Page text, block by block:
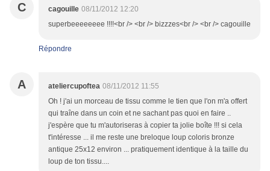
C cagouille 08/11/2012 12:20
superbeeeeeeee !!!!<br /> <br /> bizzzes<br /> <br /> cagouille
Répondre
A ateliercupoftea 08/11/2012 11:55
Oh ! j'ai un morceau de tissu comme le tien que l'on m'a offert
qui traîne dans un coin et ne sachant pas quoi en faire ..
j'espère que tu m'autoriseras à copier ta jolie boîte !!! si cela
t'intéresse ... il me reste une breloque loup coloris bronze
antique 25x12 environ ... pratiquement identique à la taille du
loup de ton tissu....